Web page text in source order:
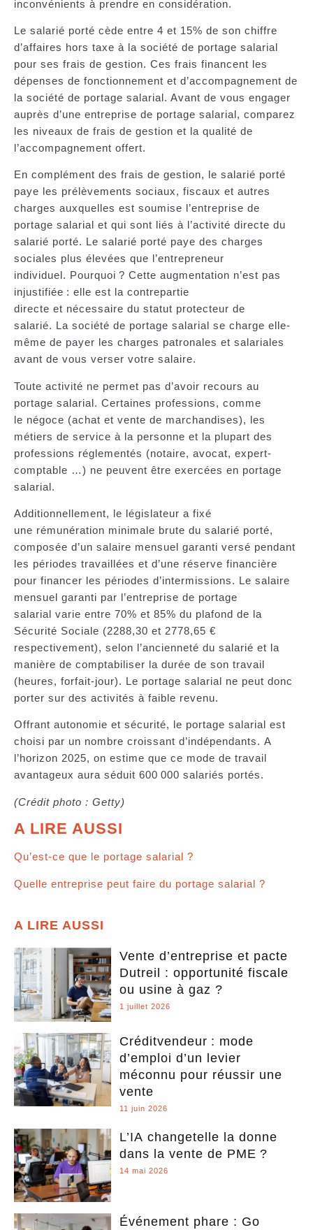
inconvénients à prendre en considération.
Le salarié porté cède entre 4 et 15% de son chiffre
d’affaires hors taxe à la société de portage salarial
pour ses frais de gestion. Ces frais financent les
dépenses de fonctionnement et d’accompagnement de
la société de portage salarial. Avant de vous engager
auprès d’une entreprise de portage salarial, comparez
les niveaux de frais de gestion et la qualité de
l’accompagnement offert.
En complément des frais de gestion, le salarié porté
paye les prélèvements sociaux, fiscaux et autres
charges auxquelles est soumise l’entreprise de
portage salarial et qui sont liés à l’activité directe du
salarié porté. Le salarié porté paye des charges
sociales plus élevées que l’entrepreneur
individuel. Pourquoi ? Cette augmentation n’est pas
injustifiée : elle est la contrepartie
directe et nécessaire du statut protecteur de
salarié. La société de portage salarial se charge elle-
même de payer les charges patronales et salariales
avant de vous verser votre salaire.
Toute activité ne permet pas d’avoir recours au
portage salarial. Certaines professions, comme
le négoce (achat et vente de marchandises), les
métiers de service à la personne et la plupart des
professions réglementés (notaire, avocat, expert-
comptable …) ne peuvent être exercées en portage
salarial.
Additionnellement, le législateur a fixé
une rémunération minimale brute du salarié porté,
composée d’un salaire mensuel garanti versé pendant
les périodes travaillées et d’une réserve financière
pour financer les périodes d’intermissions. Le salaire
mensuel garanti par l’entreprise de portage
salarial varie entre 70% et 85% du plafond de la
Sécurité Sociale (2288,30 et 2778,65 €
respectivement), selon l’ancienneté du salarié et la
manière de comptabiliser la durée de son travail
(heures, forfait-jour). Le portage salarial ne peut donc
porter sur des activités à faible revenu.
Offrant autonomie et sécurité, le portage salarial est
choisi par un nombre croissant d’indépendants. A
l’horizon 2025, on estime que ce mode de travail
avantageux aura séduit 600 000 salariés portés.
(Crédit photo : Getty)
A LIRE AUSSI
Qu’est-ce que le portage salarial ?
Quelle entreprise peut faire du portage salarial ?
A LIRE AUSSI
Vente d’entreprise et pacte
Dutreil : opportunité fiscale
ou usine à gaz ?
1 juillet 2026
Créditvendeur : mode
d’emploi d’un levier
méconnu pour réussir une
vente
11 juin 2026
L’IA changetelle la donne
dans la vente de PME ?
14 mai 2026
Événement phare : Go